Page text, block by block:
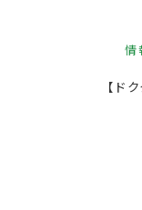
情
【ド